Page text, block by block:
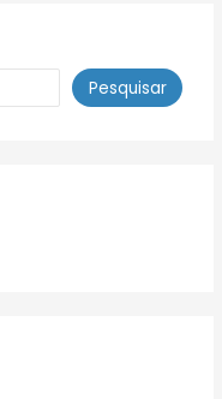
Pesquisar